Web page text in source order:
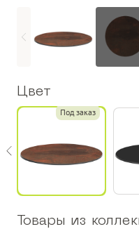
Цвет
Под заказ
Товары из